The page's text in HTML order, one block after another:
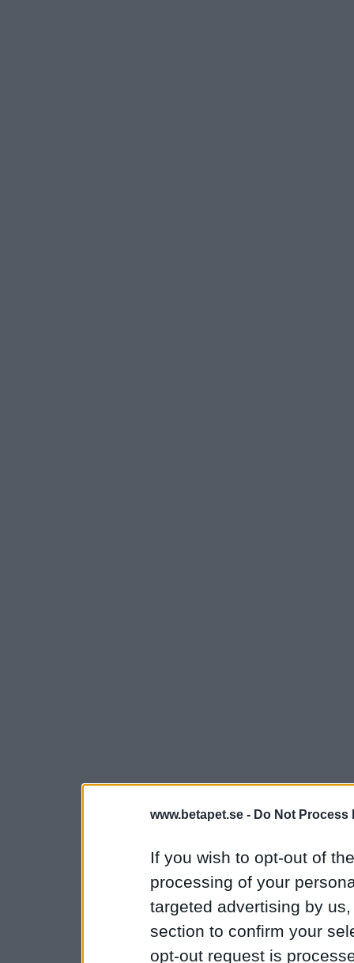
www.betapet.se - Do Not Process
If you wish to opt-out of
processing of your
targeted advertising by
section to confirm your
opt-out request is